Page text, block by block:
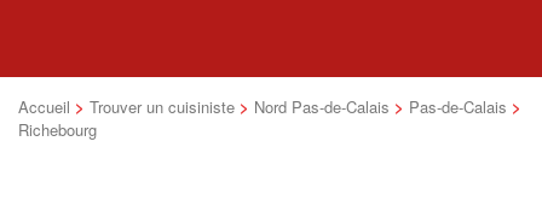
Accueil > Trouver un cuisiniste > Nord Pas-de-Calais > Pas-de-Calais >
Richebourg